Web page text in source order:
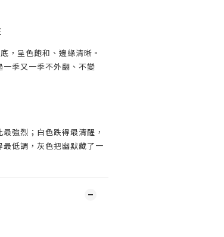
，呈色飽和、邊緣清晰。
季又一季不外翻、不變
強烈；白色跌得最清醒，
低調，灰色把幽默藏了一